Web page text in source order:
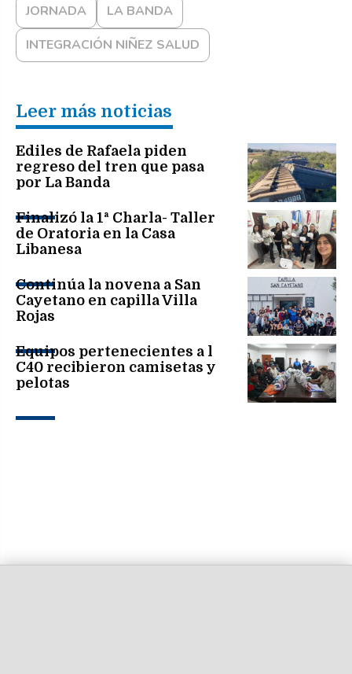
JORNADA
LA BANDA
INTEGRACIÓN NIÑEZ SALUD
Leer más noticias
Ediles de Rafaela piden
regreso del tren que pasa
por La Banda
Finalizó la 1ª Charla- Taller
de Oratoria en la Casa
Libanesa
Continúa la novena a San
Cayetano en capilla Villa
Rojas
Equipos pertenecientes a l
C40 recibieron camisetas y
pelotas